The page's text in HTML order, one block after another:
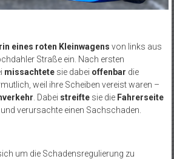
eines roten Kleinwagens von links aus
Straße ein. Nach ersten
missachtete sie dabei offenbar die
weil ihre Scheiben vereist waren –
. Dabei streiftesie die Fahrerseite
verursachte einen Sachschaden.
um die Schadensregulierung zu